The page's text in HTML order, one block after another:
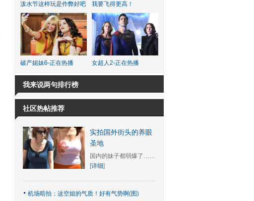
泼水节这样玩是作弊好吧 我要飞得更高！
破产姐妹6-正在热播 女超人2-正在热播
我来说两句排行榜
社区热帖推荐
实拍国外街头的养眼
圣地
国内的妹子都弱爆了……
[详细]
机场暗拍：这空姐的气质！好有气势啊(图)